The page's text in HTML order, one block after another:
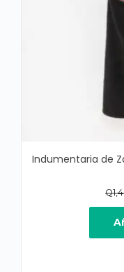
Indumentaria de
Q